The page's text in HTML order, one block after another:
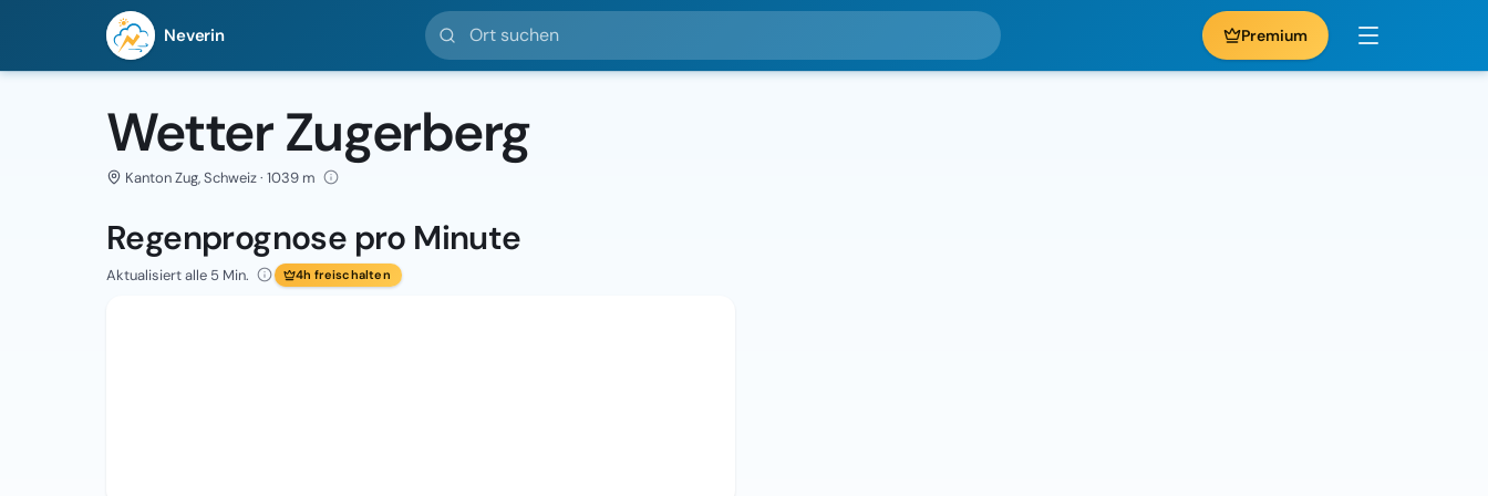
Neverin
Ort suchen
Premium
Wetter Zugerberg
Kanton Zug, Schweiz · 1039 m
Regenprognose pro Minute
Aktualisiert alle 5 Min. 4h freischalten